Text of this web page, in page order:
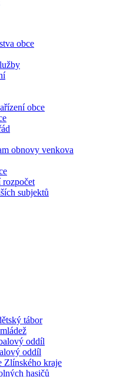
obce
obce
obnovy venkova
subjektů
tábor
oddíl
oddíl
Zlínského kraje
hasičů